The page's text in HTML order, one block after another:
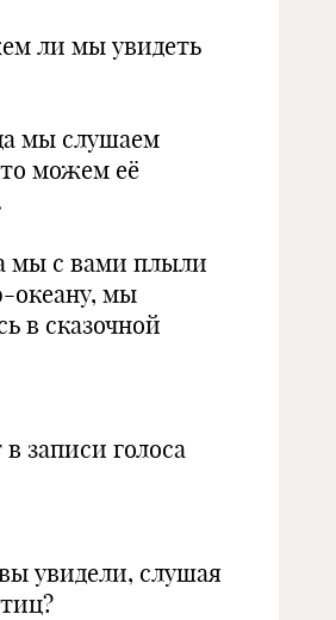
ли мы увидеть
мы слушаем
можем её
мы с вами плыли
океану, мы
в сказочной
в записи голоса
увидели, слушая